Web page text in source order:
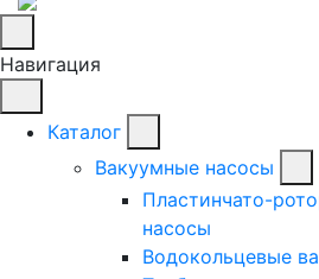
Навигация
Каталог
Вакуумные насосы
Пластинчато-
насосы
Водокольцевые